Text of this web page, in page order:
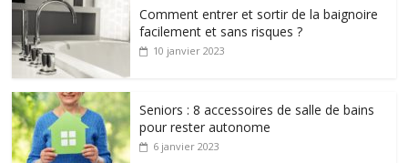
Comment entrer et sortir de la baignoire
facilement et sans risques ?
10 janvier 2023
Seniors : 8 accessoires de salle de bains
pour rester autonome
6 janvier 2023